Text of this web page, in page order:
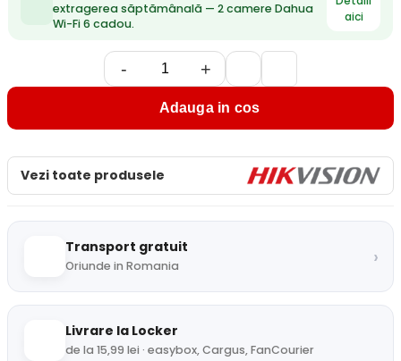
extragerea săptămânală — 2 camere Dahua
Wi-Fi 6 cadou.
aici
- +
Adauga in cos
Vezi toate produsele
Transport gratuit
Oriunde in Romania ›
Livrare la Locker
de la 15,99 lei · easybox, Cargus, FanCourier